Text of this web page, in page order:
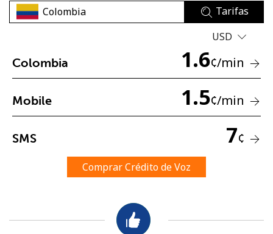
No se ha creado una contraseña
Mínimo 8 caracteres
Un número
Un caracter especial
Mantente en contacto para recibir nuestras mejores
ofertas.
Tarifas
USD
Colombia 1.6¢/min
Mobile 1.5¢/min
SMS 7¢
Comprar Crédito de Voz